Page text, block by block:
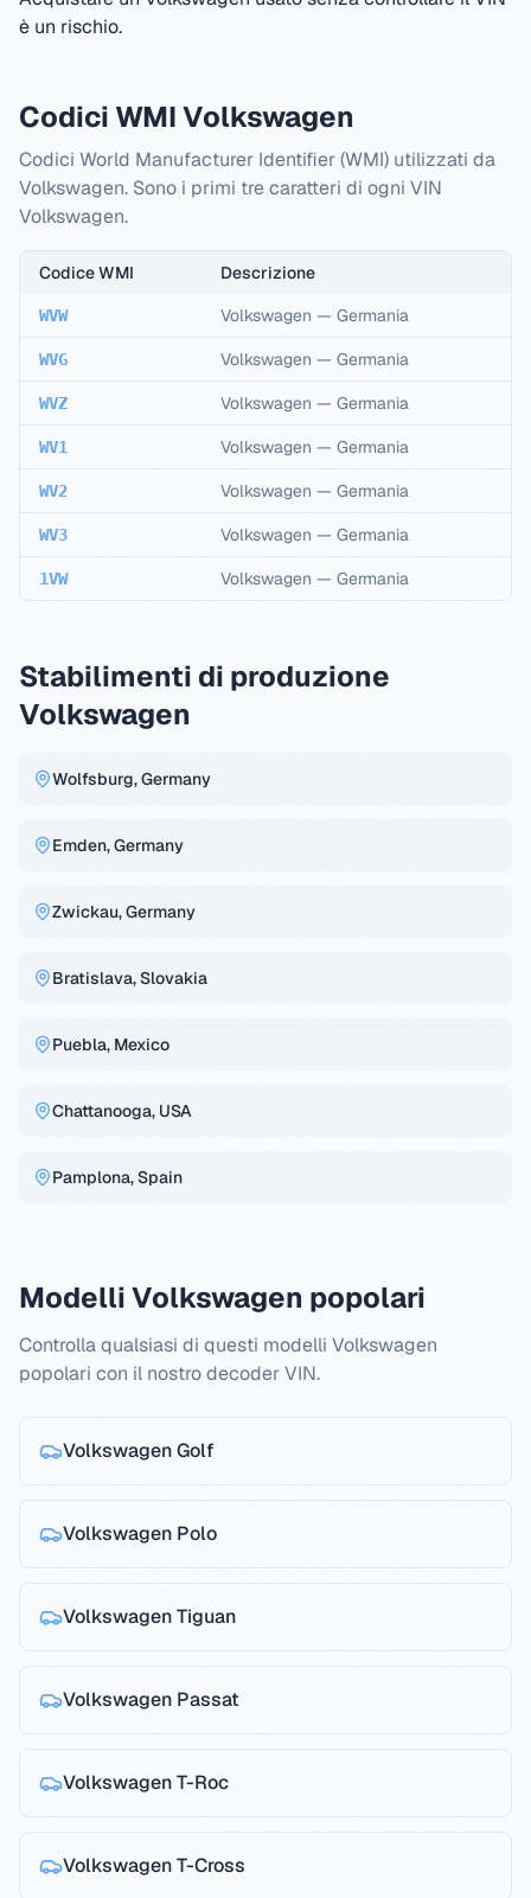
è un rischio.
Codici WMI Volkswagen
Codici World Manufacturer Identifier (WMI) utilizzati da
Volkswagen. Sono i primi tre caratteri di ogni VIN
Volkswagen.
Codice WMI Descrizione
WVW Volkswagen — Germania
WVG Volkswagen — Germania
WVZ Volkswagen — Germania
WV1 Volkswagen — Germania
WV2 Volkswagen — Germania
WV3 Volkswagen — Germania
1VW Volkswagen — Germania
Stabilimenti di produzione
Volkswagen
Wolfsburg, Germany
Emden, Germany
Zwickau, Germany
Bratislava, Slovakia
Puebla, Mexico
Chattanooga, USA
Pamplona, Spain
Modelli Volkswagen popolari
Controlla qualsiasi di questi modelli Volkswagen
popolari con il nostro decoder VIN.
VolkswagenGolf
Volkswagen Polo
VolkswagenTiguan
Volkswagen Passat
VolkswagenT-Roc
VolkswagenT-Cross